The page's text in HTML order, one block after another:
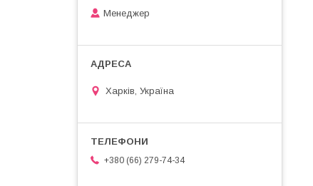
Менеджер
Харків, Україна
+380 (66) 279-74-34